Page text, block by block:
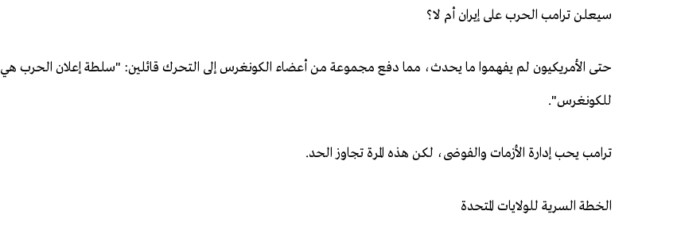
سيعلن ترامب الحرب على إيران أم لا؟
حتى الأمريكيون لم يفهموا ما يحدث، مما دفع مجموعة من أعضاء الكونغرس إلى التحرك قائلين: "سلطة إعلان الحرب هي
للكونغرس".
ترامب يحب إدارة الأزمات والفوضى، لكن هذه المرة تجاوز الحد.
الخطة السرية للولايات المتحدة